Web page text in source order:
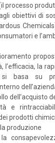
processo
obiettivi di
e
l’efficacia, la
basa su
dell’acquisto
e
prodotti chimici
produzione